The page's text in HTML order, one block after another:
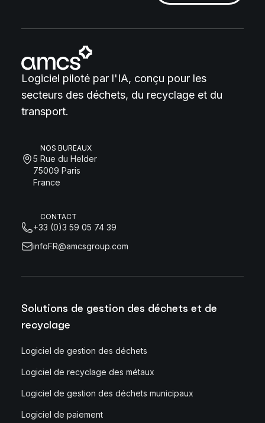
Logiciel piloté par l'IA, conçu pour les
secteurs des déchets, du recyclage et du
transport.
NOS BUREAUX
5 Rue du Helder
75009 Paris
France
CONTACT
+33 (0)3 59 05 74 39
infoFR@amcsgroup.com
Solutions de gestion des déchets et de
recyclage
Logiciel de gestion des déchets
Logiciel de recyclage des métaux
Logiciel de gestion des déchets municipaux
Logiciel de paiement